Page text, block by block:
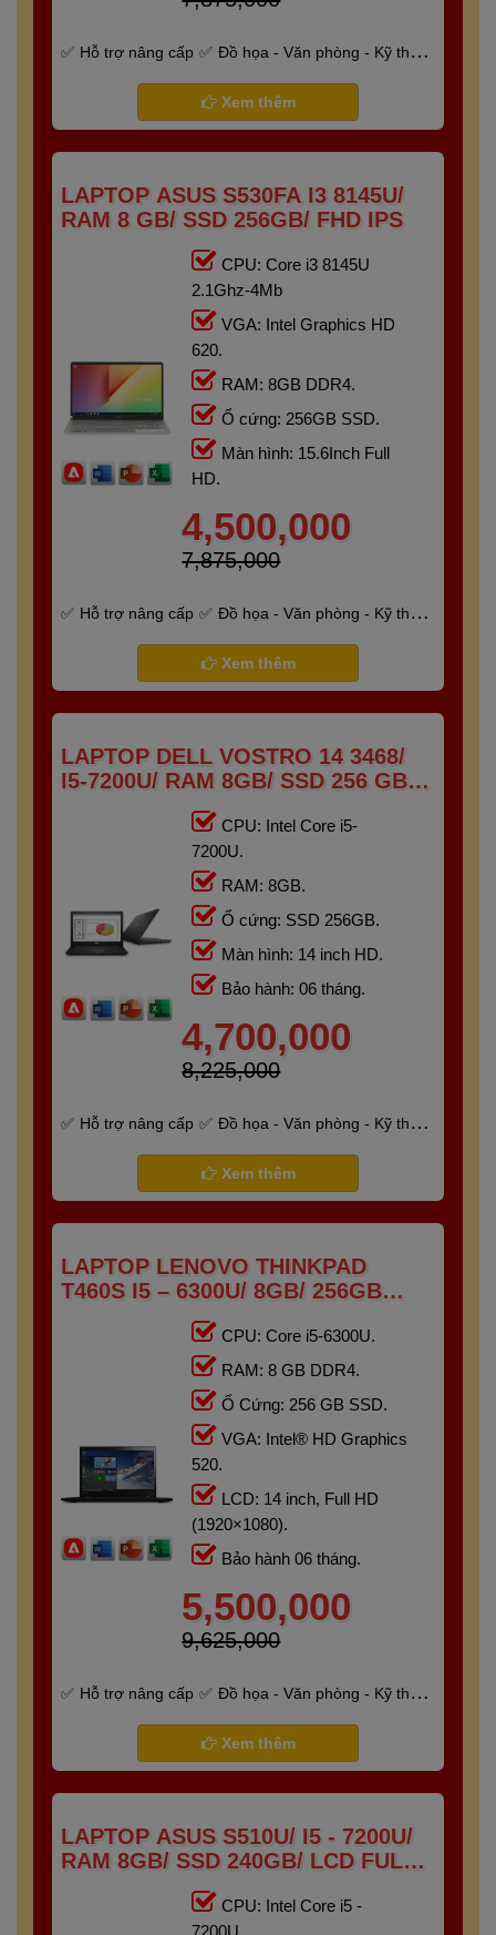
Hỗ trợ nâng cấp
Đồ họa - Văn phòng - Kỹ thuật
Bảo hành 6 tháng
Xem thêm
LAPTOP ASUS S530FA I3 8145U/
RAM 8 GB/ SSD 256GB/ FHD IPS
CPU: Core i3 8145U
2.1Ghz-4Mb
VGA: Intel Graphics HD
620.
RAM: 8GB DDR4.
Ổ cứng: 256GB SSD.
Màn hình: 15.6Inch Full
HD.
4,500,000
7,875,000
Hỗ trợ nâng cấp
Đồ họa - Văn phòng - Kỹ thuật
Bảo hành 6 tháng
Xem thêm
LAPTOP DELL VOSTRO 14 3468/
I5-7200U/ RAM 8GB/ SSD 256 GB/
CPU: Intel Core i5-
7200U.
RAM: 8GB.
Ổ cứng: SSD 256GB.
Màn hình: 14 inch HD.
Bảo hành: 06 tháng.
4,700,000
8,225,000
Hỗ trợ nâng cấp
Đồ họa - Văn phòng - Kỹ thuật
Bảo hành 6 tháng
Xem thêm
LAPTOP LENOVO THINKPAD
T460S I5 – 6300U/ 8GB/ 256GB
CPU: Core i5-6300U.
RAM: 8 GB DDR4.
Ổ Cứng: 256 GB SSD.
VGA: Intel® HD Graphics
520.
LCD: 14 inch, Full HD
(1920×1080).
Bảo hành 06 tháng.
5,500,000
9,625,000
Hỗ trợ nâng cấp
Đồ họa - Văn phòng - Kỹ thuật
Bảo hành 6 tháng
Xem thêm
LAPTOP ASUS S510U/ I5 - 7200U/
RAM 8GB/ SSD 240GB/ LCD FULL
CPU: Intel Core i5 -